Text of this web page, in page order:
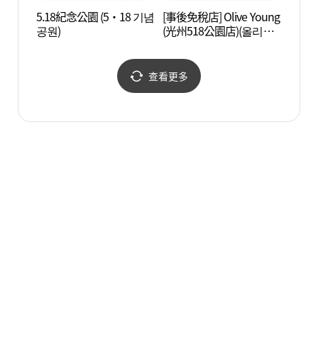
5.18紀念公園 (5·18 기념
공원)
[事後免稅店] Olive Young
(光州518公園店)(올리브
查看更多